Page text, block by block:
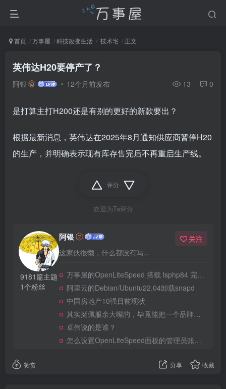
首页 万事屋 科技改变生活 技术宅 正文
英伟达H20要停产了？
阿银 12个月前发布 13 0
是打算主打H200还是有别的更好的新款要出？
根据最新消息，英伟达在2025年8月通知供应商暂停H20
的生产，并明确表示现有库存售完后不再重启生产线。
评分
欢迎为Ta评分
9181篇主题
1个粉丝
阿银
这家伙很懒，什么都没有写...
关注
万事屋的OpenLiteSpeed 搭载 lsphp84 完整安装 Composer
阿里云的Debian/Ubuntu22.04卸载snapd
中国房地产10强目前现状
其实挺佩服余大嘴的，毕竟能把一个品牌做到全民嘲笑恶搞，真的不容易
卓伟说的是谁？
怎么设置OpenLiteSpeed面板的管理员账号和密码？
赞赏 分享 收藏